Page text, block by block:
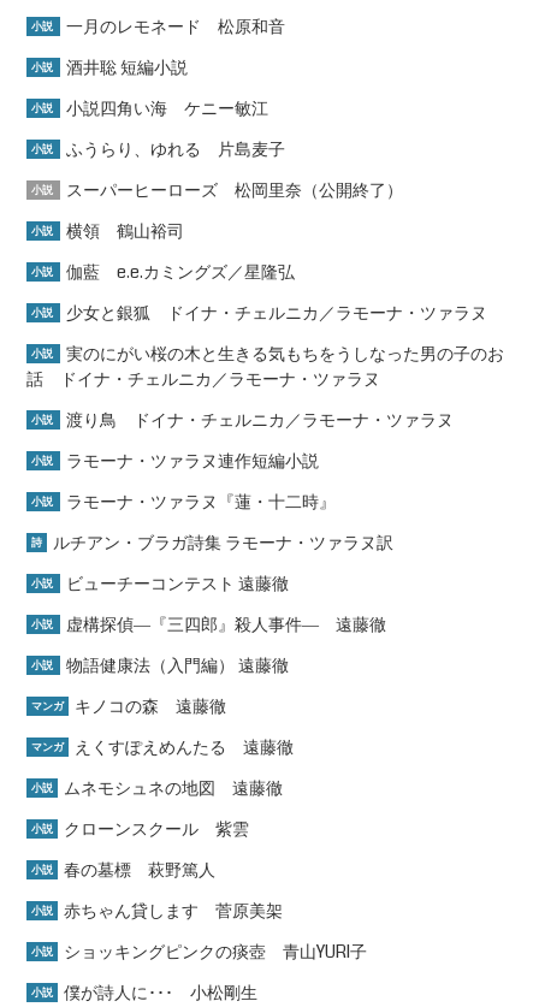
小説 一月のレモネード 松原和音
小説 酒井聡 短編小説
小説 小説四角い海 ケニー敏江
小説 ふうらり、ゆれる 片島麦子
小説 スーパーヒーローズ 松岡里奈（公開終了）
小説 横領 鶴山裕司
小説 伽藍 e.e.カミングズ／星隆弘
小説 少女と銀狐 ドイナ・チェルニカ／ラモーナ・ツァラヌ
小説
実のにがい桜の木と生きる気もちをうしなった男の子のお
話 ドイナ・チェルニカ／ラモーナ・ツァラヌ
小説 渡り鳥 ドイナ・チェルニカ／ラモーナ・ツァラヌ
小説 ラモーナ・ツァラヌ連作短編小説
小説 ラモーナ・ツァラヌ『蓮・十二時』
詩 ルチアン・ブラガ詩集 ラモーナ・ツァラヌ訳
小説 ビューチーコンテスト 遠藤徹
小説 虚構探偵―『三四郎』殺人事件― 遠藤徹
小説 物語健康法（入門編） 遠藤徹
マンガ キノコの森 遠藤徹
マンガ えくすぽえめんたる 遠藤徹
小説 ムネモシュネの地図 遠藤徹
小説 クローンスクール 紫雲
小説 春の墓標 萩野篤人
小説 赤ちゃん貸します 菅原美架
小説 ショッキングピンクの痰壺 青山YURI子
小説 僕が詩人に･･･ 小松剛生